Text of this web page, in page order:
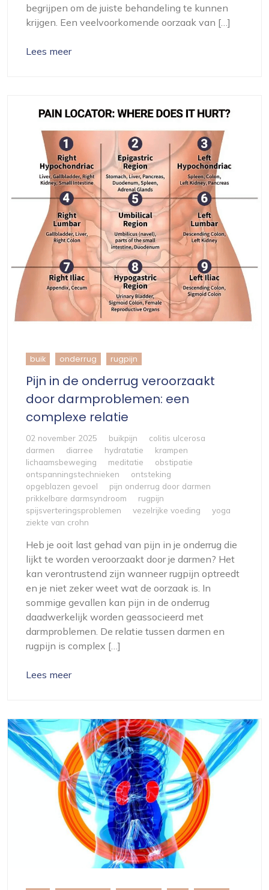
begrijpen om de juiste behandeling te kunnen
krijgen. Een veelvoorkomende oorzaak van […]
Lees meer
buik onderrug rugpijn
Pijn in de onderrug veroorzaakt
door darmproblemen: een
complexe relatie
02 november 2025 buikpijn
colitis ulcerosa
darmen
diarree hydratatie
krampen
lichaamsbeweging
meditatie
obstipatie
ontspanningstechnieken
ontsteking
opgeblazen gevoel
pijn onderrug door darmen
prikkelbare darmsyndroom
rugpijn
spijsverteringsproblemen
vezelrijke voeding
yoga
ziekte van crohn
Heb je ooit last gehad van pijn in je onderrug die
lijkt te worden veroorzaakt door je darmen? Het
kan verontrustend zijn wanneer rugpijn optreedt
en je niet zeker weet wat de oorzaak is. In
sommige gevallen kan pijn in de onderrug
daadwerkelijk worden geassocieerd met
darmproblemen. De relatie tussen darmen en
rugpijn is complex […]
Lees meer